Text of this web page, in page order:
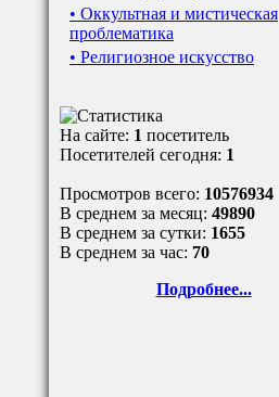
• Оккультная и мистическая
проблематика
• Религиозное искусство
На сайте: 1 посетитель
Посетителей сегодня: 1
Просмотров всего: 10576934
В среднем за месяц: 49890
В среднем за сутки: 1655
В среднем за час: 70
Подробнее...